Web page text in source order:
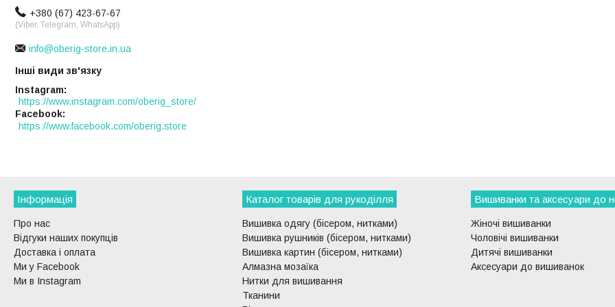
+380 (67) 423-67-67
(Viber, Telegram, WhatsApp)
info@oberig-store.in.ua
Інші види зв'язку
Instagram
https://www.instagram.com/oberig_store/
Facebook
https://www.facebook.com/oberig.store
Інформація
Про нас
Відгуки наших покупців
Доставка і оплата
Ми у Facebook
Ми в Instagram
Каталог товарів для рукоділля
Вишивка одягу (бісером, нитками)
Вишивка рушників (бісером, нитками)
Вишивка картин (бісером, нитками)
Алмазна мозаїка
Нитки для вишивання
Тканини
Вишиванки та аксесуари до
Жіночі вишиванки
Чоловічі вишиванки
Дитячі вишиванки
Аксесуари до вишиванок